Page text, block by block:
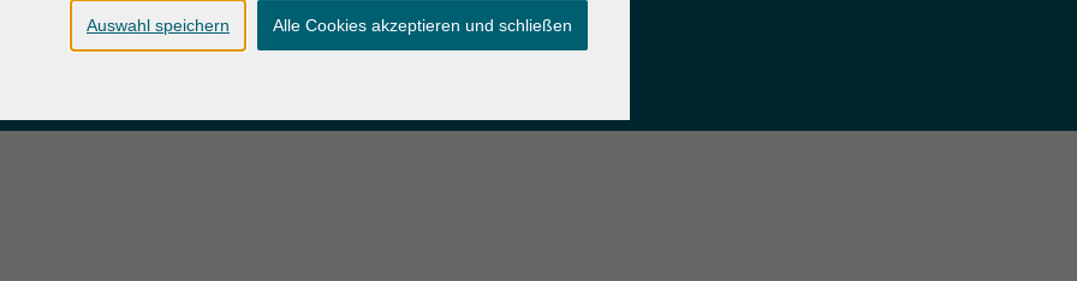
Auswahl speichern Alle Cookies akzeptieren und schließen